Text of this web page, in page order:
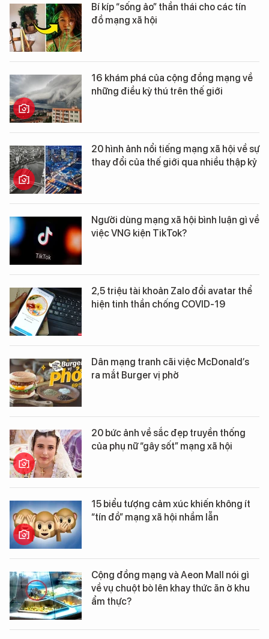
Bí kíp “sống ảo” thần thái cho các tín
đồ mạng xã hội
16 khám phá của cộng đồng mạng về
những điều kỳ thú trên thế giới
20 hình ảnh nổi tiếng mạng xã hội về sự
thay đổi của thế giới qua nhiều thập kỷ
Người dùng mạng xã hội bình luận gì về
việc VNG kiện TikTok?
2,5 triệu tài khoản Zalo đổi avatar thể
hiện tinh thần chống COVID-19
Dân mạng tranh cãi việc McDonald’s
ra mắt Burger vị phở
20 bức ảnh về sắc đẹp truyền thống
của phụ nữ “gây sốt” mạng xã hội
15 biểu tượng cảm xúc khiến không ít
“tín đồ” mạng xã hội nhầm lẫn
Cộng đồng mạng và Aeon Mall nói gì
về vụ chuột bò lên khay thức ăn ở khu
ẩm thực?